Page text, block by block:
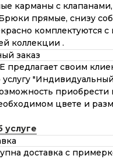
карманы с
прямые, снизу
комплектуются с
коллекции .
заказ
предлагает своим
цвете и
услуге
доставка с